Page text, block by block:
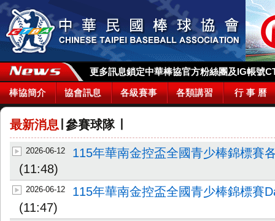
更多訊息鎖定中華棒協官方粉絲團及IG帳號
棒協簡介 協會訊息 各級賽事 各類講習 行 事 曆
最新消息 參賽球隊∣
2026-06-12
115年華南金控盃全國青少棒錦標賽
(11:48)
2026-06-12
115年華南金控盃全國青少棒錦標賽
(11:47)